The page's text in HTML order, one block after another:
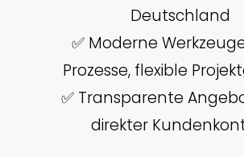
Deutschland
✅ Moderne
Prozesse, flexible
✅ Transparente
direkter